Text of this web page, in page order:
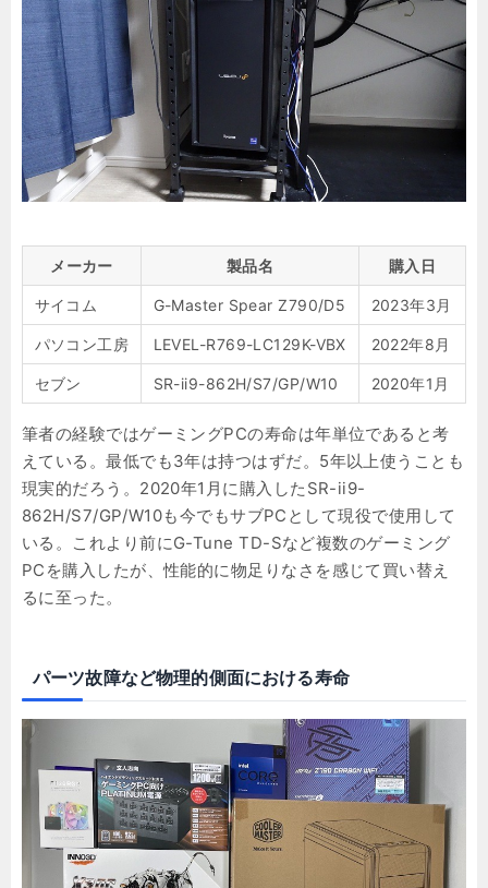
メーカー 製品名 購入日
サイコム G-Master Spear Z790/D5 2023年3月
パソコン工房 LEVEL-R769-LC129K-VBX 2022年8月
セブン SR-ii9-862H/S7/GP/W10 2020年1月
筆者の経験ではゲーミングPCの寿命は年単位であると考
えている。最低でも3年は持つはずだ。5年以上使うことも
現実的だろう。2020年1月に購入したSR-ii9-
862H/S7/GP/W10も今でもサブPCとして現役で使用して
いる。これより前にG-Tune TD-Sなど複数のゲーミング
PCを購入したが、性能的に物足りなさを感じて買い替え
るに至った。
パーツ故障など物理的側面における寿命